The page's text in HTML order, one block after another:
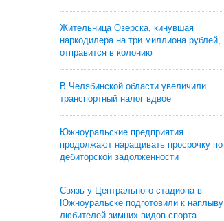
Жительница Озерска, кинувшая
наркодилера на три миллиона рублей,
отправится в колонию
В Челябинской области увеличили
транспортный налог вдвое
Южноуральские предприятия
продолжают наращивать просрочку по
дебиторской задолженности
Связь у Центрального стадиона в
Южноуральске подготовили к наплыву
любителей зимних видов спорта